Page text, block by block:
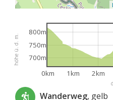
höhe ü. d. m.
0km 1km 2km
700m
750m
800m
Wanderweg, gelb